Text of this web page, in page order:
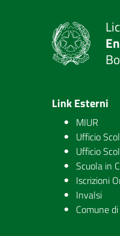
Link Esterni
MIUR
Ufficio
Ufficio
Scuola in
Iscrizioni
Invalsi
Comune